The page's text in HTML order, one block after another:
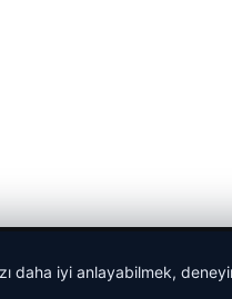
daha iyi anlayabilmek,